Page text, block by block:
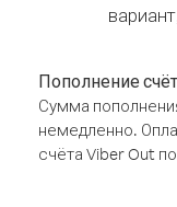
Пополнение
Сумма
немедленно.
счёта Viber Out